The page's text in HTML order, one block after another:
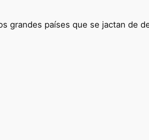
grandes países que se jactan de